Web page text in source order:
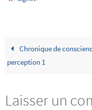
Chronique de
perception 1
Laisser un